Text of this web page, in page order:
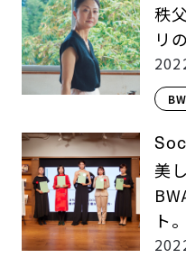
秩
リ
美
ト。